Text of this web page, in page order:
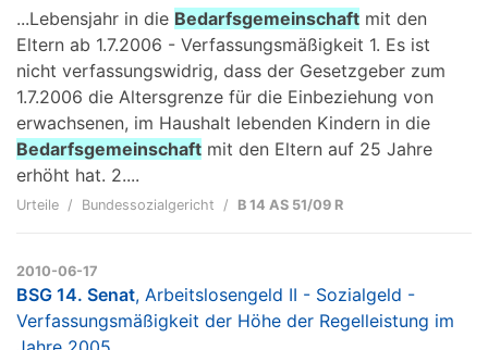
...Lebensjahr in die Bedarfsgemeinschaft mit den
Eltern ab 1.7.2006 - Verfassungsmäßigkeit 1. Es ist
nicht verfassungswidrig, dass der Gesetzgeber zum
1.7.2006 die Altersgrenze für die Einbeziehung von
erwachsenen, im Haushalt lebenden Kindern in die
Bedarfsgemeinschaft mit den Eltern auf 25 Jahre
erhöht hat. 2....
Urteile Bundessozialgericht B 14 AS 51/09 R
2010-06-17
BSG 14. Senat, Arbeitslosengeld II - Sozialgeld -
Verfassungsmäßigkeit der Höhe der Regelleistung im